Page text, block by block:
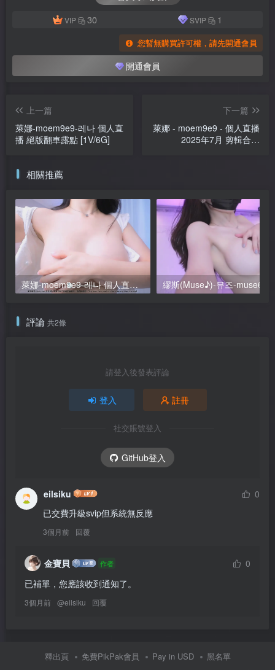
VIP 30 SVIP 1
您暫無購買許可權，請先開通會員
開通會員
上一篇
萊娜-moem9e9-레나 個人直
播 絕版翻車露點 [1V/6G]
下一篇
萊娜 - moem9e9 - 個人直播
2025年7月 剪輯合集
相關推薦
萊娜-moem9e9-레나 個人直播 20251003 粉絲房 VIP [7V/32.9G]
評論 共2條
請登入後發表評論
登入 註冊
社交賬號登入
GitHub登入
eilsiku
0
已交費升級svip但系統無反應
3個月前 回覆
金寶貝 作者
0
已補單，您應該收到通知了。
3個月前 @eilsiku 回覆
釋出頁 免費PikPak會員 Pay in USD 黑名單